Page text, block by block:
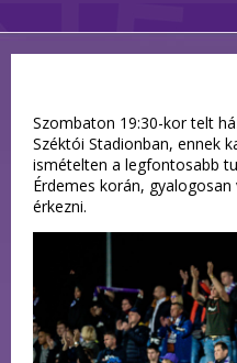
Szombaton 19:30-kor telt
Széktói Stadionban, ennek
ismételten a legfontosabb
Érdemes korán,
érkezni.